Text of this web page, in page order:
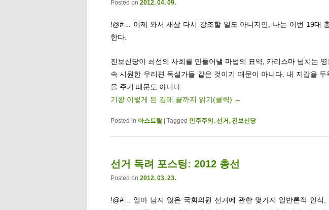
Posted on 2012. 04. 09.
!@#… 이제 와서 새삼 다시 강조할 일도 아니지만, 나는 이번 19대
한다.
진보신당이 최선의 사회를 만들어낼 마법의 묘약, 카리스마 넘치는
속 시원한 우리편 독설가들 같은 것이기 때문이 아니다. 내 지갑을
을 주기 때문도 아니다.
기왕 이렇게 된 김에 끝까지 읽기(클릭) →
Posted in 아스트랄 Tagged 민주주의 , 선거 , 진보신당
선거 독려 포스팅: 2012 총선
Posted on 2012. 03. 23.
!@#… 얼마 남지 않은 국회의원 선거에 관한 몇가지 일반론적 인식,